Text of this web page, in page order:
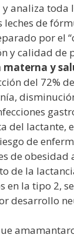
analiza
de
por el
y calidad de
materna y
del 72%
del lactante,
de
de obesidad
de la
la tipo 2,
desarrollo